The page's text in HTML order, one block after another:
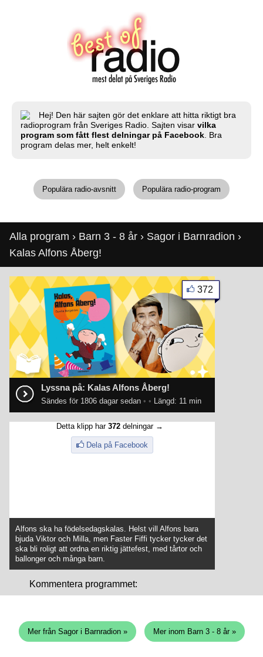
Hej! Den här sajten gör det enklare att hitta riktigt bra
radioprogram från Sveriges Radio. Sajten visar vilka
program som fått flest delningar på Facebook . Bra
program delas mer, helt enkelt!
Populära radio-avsnitt Populära radio-program
Alla program › Barn 3 - 8 år › Sagor i Barnradion ›
Kalas Alfons Åberg!
Lyssna på: Kalas Alfons Åberg!
Sändes för 1806 dagar sedan • • Längd: 11 min
372
Detta klipp har 372 delningar →
Dela på Facebook
Alfons ska ha födelsedagskalas. Helst vill Alfons bara
bjuda Viktor och Milla, men Faster Fiffi tycker tycker det
ska bli roligt att ordna en riktig jättefest, med tårtor och
ballonger och många barn.
Kommentera programmet:
Mer från Sagor i Barnradion » Mer inom Barn 3 - 8 år »